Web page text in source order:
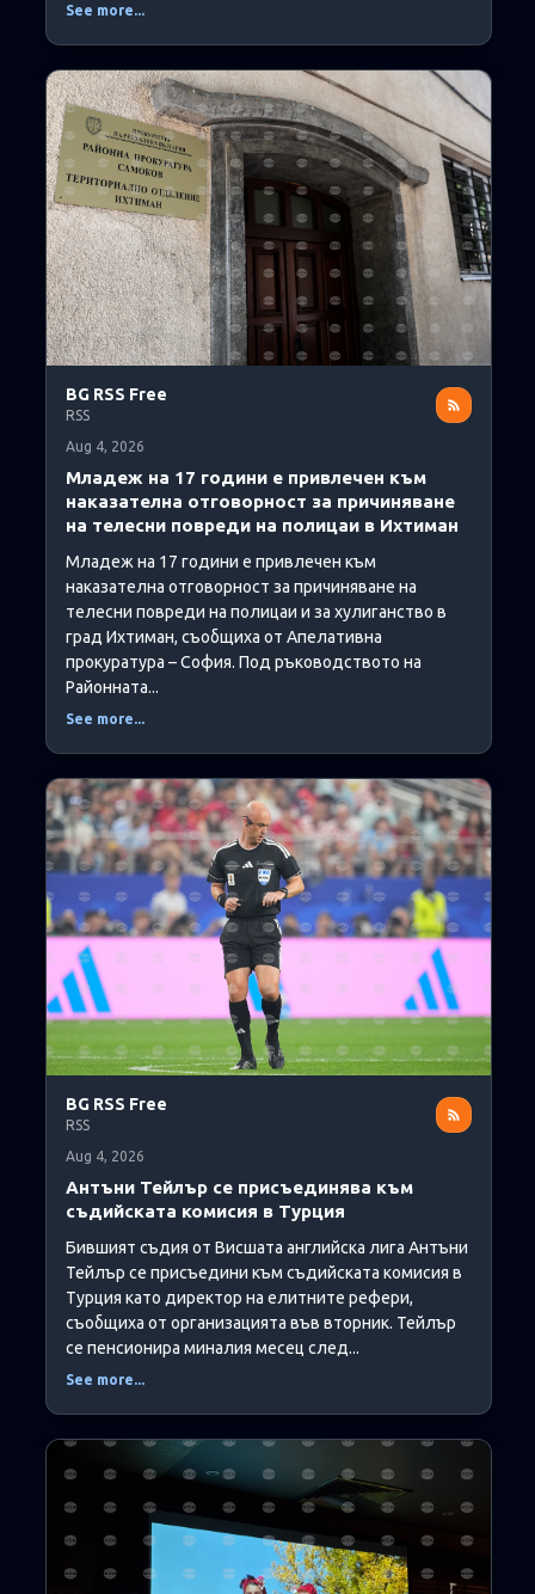
See more...
BG RSS Free
RSS
Aug 4, 2026
Младеж на 17 години е привлечен към
наказателна отговорност за причиняване
на телесни повреди на полицаи в Ихтиман
Младеж на 17 години е привлечен към
наказателна отговорност за причиняване на
телесни повреди на полицаи и за хулиганство в
град Ихтиман, съобщиха от Апелативна
прокуратура – София. Под ръководството на
Районната...
See more...
BG RSS Free
RSS
Aug 4, 2026
Антъни Тейлър се присъединява към
съдийската комисия в Турция
Бившият съдия от Висшата английска лига Антъни
Тейлър се присъедини към съдийската комисия в
Турция като директор на елитните рефери,
съобщиха от организацията във вторник. Тейлър
се пенсионира миналия месец след...
See more...